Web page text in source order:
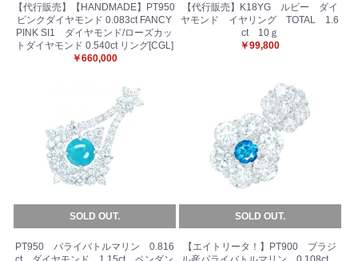
【代行販売】【HANDMADE】PT950
ピンクダイヤモンド 0.083ct FANCY
PINK SI1 ダイヤモンド/ローズカッ
トダイヤモンド 0.540ct リング[CGL]
￥660,000
【代行販売】K18YG ルビー ダイ
ヤモンド イヤリング TOTAL 1.6
ct 10ｇ
￥99,800
SOLD OUT.
PT950 パライバトルマリン 0.816
SOLD OUT.
【エイトリータ！】PT900 ブラジ